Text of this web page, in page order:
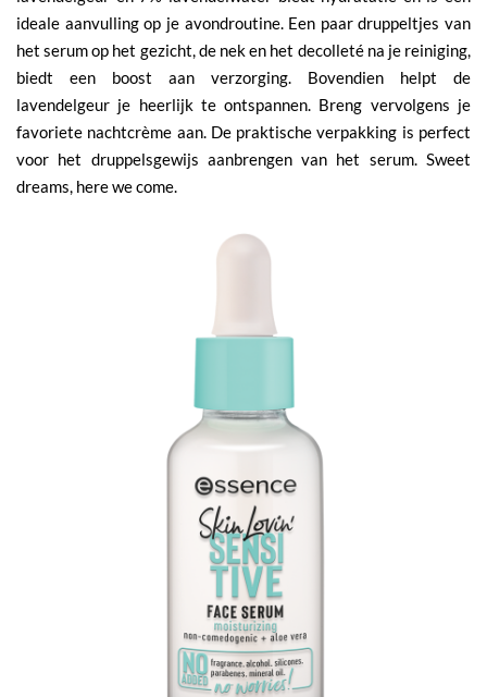
ideale aanvulling op je avondroutine. Een paar druppeltjes van
het serum op het gezicht, de nek en het decolleté na je reiniging,
biedt een boost aan verzorging. Bovendien helpt de
lavendelgeur je heerlijk te ontspannen. Breng vervolgens je
favoriete nachtcrème aan. De praktische verpakking is perfect
voor het druppelsgewijs aanbrengen van het serum. Sweet
dreams, here we come.